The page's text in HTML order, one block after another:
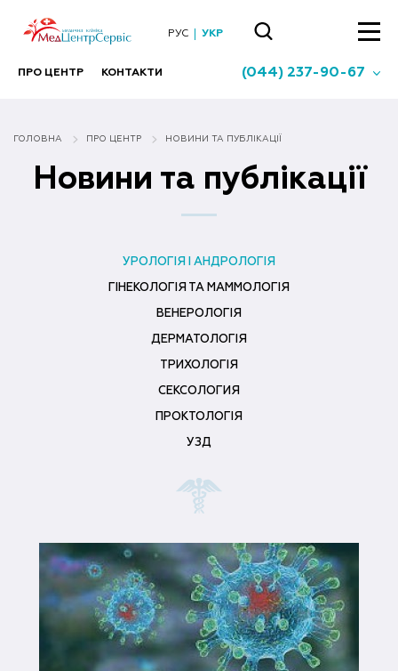
РУС УКР
ПРО ЦЕНТР КОНТАКТИ (044) 237-90-67
ГОЛОВНА ПРО ЦЕНТР НОВИНИ ТА ПУБЛІКАЦІЇ
Новини та публікації
УРОЛОГІЯ І АНДРОЛОГІЯ
ГІНЕКОЛОГІЯ ТА МАММОЛОГIЯ
ВЕНЕРОЛОГІЯ
ДЕРМАТОЛОГІЯ
ТРИХОЛОГІЯ
СЕКСОЛОГИЯ
ПРОКТОЛОГІЯ
УЗД